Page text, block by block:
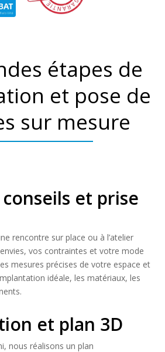
étapes de
et pose de
sur mesure
et prise
rencontre sur place ou à l’atelier
vos contraintes et votre mode
mesures précises de votre espace et
idéale, les matériaux, les
et plan 3D
nous réalisons un plan